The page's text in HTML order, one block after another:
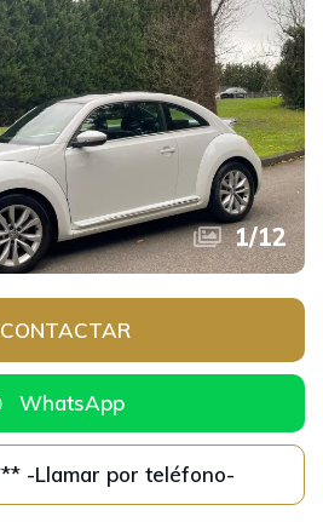
1/12
CONTACTAR
WhatsApp
346 *** *** -Llamar por teléfono-